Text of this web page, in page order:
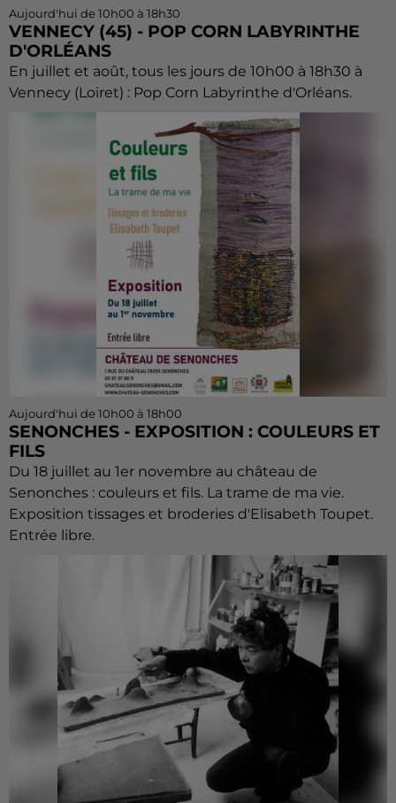
Aujourd'hui de 10h00 à 18h30
VENNECY (45) - POP CORN LABYRINTHE
D'ORLÉANS
En juillet et août, tous les jours de 10h00 à 18h30 à
Vennecy (Loiret) : Pop Corn Labyrinthe d'Orléans.
Aujourd'hui de 10h00 à 18h00
SENONCHES - EXPOSITION : COULEURS ET
FILS
Du 18 juillet au 1er novembre au château de
Senonches : couleurs et fils. La trame de ma vie.
Exposition tissages et broderies d'Elisabeth Toupet.
Entrée libre.